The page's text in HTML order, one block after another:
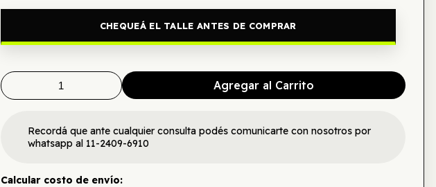
CHEQUEÁ EL TALLE ANTES DE COMPRAR
Agregar al Carrito
Recordá que ante cualquier consulta podés comunicarte con nosotros por
whatsapp al 11-2409-6910
Calcular costo de envío: